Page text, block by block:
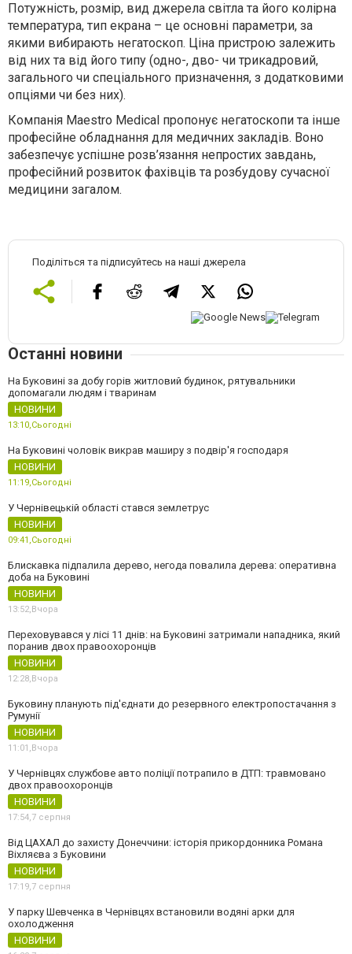
Потужність, розмір, вид джерела світла та його колірна
температура, тип екрана – це основні параметри, за
якими вибирають негатоскоп. Ціна пристрою залежить
від них та від його типу (одно-, дво- чи трикадровий,
загального чи спеціального призначення, з додатковими
опціями чи без них).
Компанія Maestro Medical пропонує негатоскопи та інше
професійне обладнання для медичних закладів. Воно
забезпечує успішне розв’язання непростих завдань,
професійний розвиток фахівців та розбудову сучасної
медицини загалом.
Поділіться та підписуйтесь на наші джерела
Останні новини
На Буковині за добу горів житловий будинок, рятувальники
допомагали людям і тваринам
НОВИНИ
13:10,Сьогодні
На Буковині чоловік викрав маширу з подвір'я господаря
НОВИНИ
11:19,Сьогодні
У Чернівецькій області стався землетрус
НОВИНИ
09:41,Сьогодні
Блискавка підпалила дерево, негода повалила дерева: оперативна
доба на Буковині
НОВИНИ
13:52, Вчора
Переховувався у лісі 11 днів: на Буковині затримали нападника, який
поранив двох правоохоронців
НОВИНИ
12:28, Вчора
Буковину планують під'єднати до резервного електропостачання з
Румунії
НОВИНИ
11:01, Вчора
У Чернівцях службове авто поліції потрапило в ДТП: травмовано
двох правоохоронців
НОВИНИ
17:54,7 серпня
Від ЦАХАЛ до захисту Донеччини: історія прикордонника Романа
Віхляєва з Буковини
НОВИНИ
17:19,7 серпня
У парку Шевченка в Чернівцях встановили водяні арки для
охолодження
НОВИНИ